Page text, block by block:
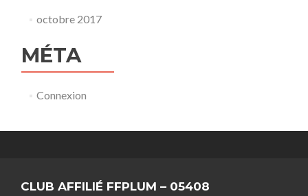
octobre 2017
MÉTA
Connexion
CLUB AFFILIÉ FFPLUM – 05408